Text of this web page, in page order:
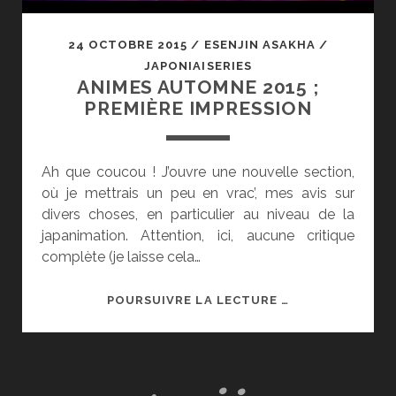
24 OCTOBRE 2015 / ESENJIN ASAKHA /
JAPONIAISERIES
ANIMES AUTOMNE 2015 ;
PREMIÈRE IMPRESSION
Ah que coucou ! J’ouvre une nouvelle section,
où je mettrais un peu en vrac’, mes avis sur
divers choses, en particulier au niveau de la
japanimation. Attention, ici, aucune critique
complète (je laisse cela…
POURSUIVRE LA LECTURE …